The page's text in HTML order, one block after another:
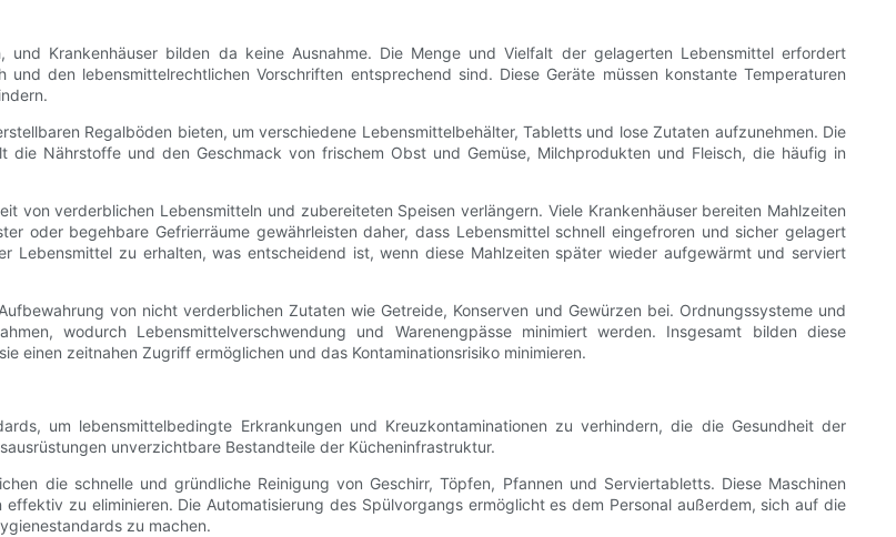
und Krankenhäuser bilden da keine Ausnahme. Die Menge und Vielfalt der gelagerten Lebensmittel erfordert
den lebensmittelrechtlichen Vorschriften entsprechend sind. Diese Geräte müssen konstante Temperaturen
Regalböden bieten, um verschiedene Lebensmittelbehälter, Tabletts und lose Zutaten aufzunehmen. Die
Nährstoffe und den Geschmack von frischem Obst und Gemüse, Milchprodukten und Fleisch, die häufig in
von verderblichen Lebensmitteln und zubereiteten Speisen verlängern. Viele Krankenhäuser bereiten Mahlzeiten
oder begehbare Gefrierräume gewährleisten daher, dass Lebensmittel schnell eingefroren und sicher gelagert
Lebensmittel zu erhalten, was entscheidend ist, wenn diese Mahlzeiten später wieder aufgewärmt und serviert
von nicht verderblichen Zutaten wie Getreide, Konserven und Gewürzen bei. Ordnungssysteme und
wodurch Lebensmittelverschwendung und Warenengpässe minimiert werden. Insgesamt bilden diese
einen zeitnahen Zugriff ermöglichen und das Kontaminationsrisiko minimieren.
um lebensmittelbedingte Erkrankungen und Kreuzkontaminationen zu verhindern, die die Gesundheit der
unverzichtbare Bestandteile der Kücheninfrastruktur.
die schnelle und gründliche Reinigung von Geschirr, Töpfen, Pfannen und Serviertabletts. Diese Maschinen
zu eliminieren. Die Automatisierung des Spülvorgangs ermöglicht es dem Personal außerdem, sich auf die
zu machen.